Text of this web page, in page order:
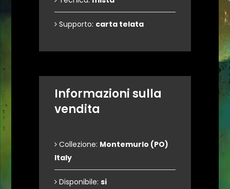
Supporto: carta telata
Informazioni sulla
vendita
Collezione: Montemurlo (PO)
Italy
Disponibile: si